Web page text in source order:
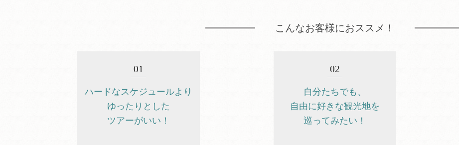
こんなお客様におススメ！
01
ハードなスケジュールより
ゆったりとした
ツアーがいい！
02
自分たちでも、
自由に好きな観光地を
巡ってみたい！